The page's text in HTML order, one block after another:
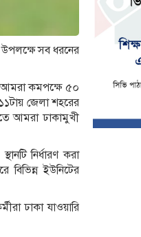
উপলক্ষে সব ধরনের
আমরা কমপক্ষে ৫০
জেলা শহরের
আমরা ঢাকামুখী
নির্ধারণ করা
ইউনিটের
ঢাকা যাওয়ারি